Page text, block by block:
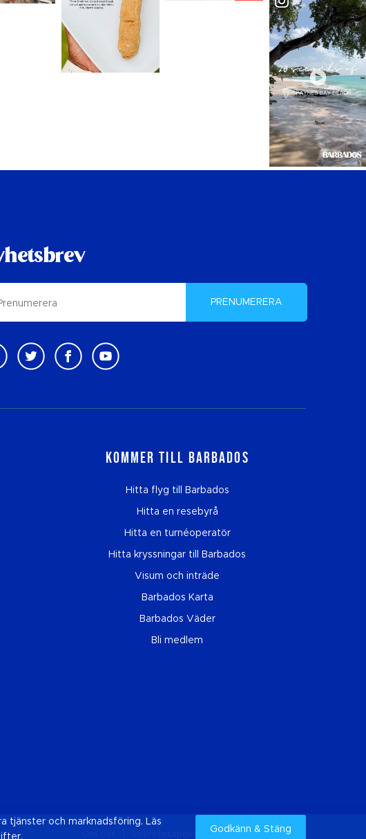
PRENUMERERA
Kommer till Barbados
Hitta flyg till Barbados
Hitta en resebyrå
Hitta en turnéoperatör
Hitta kryssningar till Barbados
Visum och inträde
Barbados Karta
Barbados Väder
Bli medlem
Cookies Sitemap
tjänster och marknadsföring. Läs
Godkänn & Stäng